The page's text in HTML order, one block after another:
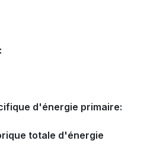
d'énergie primaire:
totale d'énergie